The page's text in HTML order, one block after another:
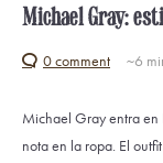
Michael Gray:
0 comment ~6
Michael Gray entra en
nota en la ropa. El